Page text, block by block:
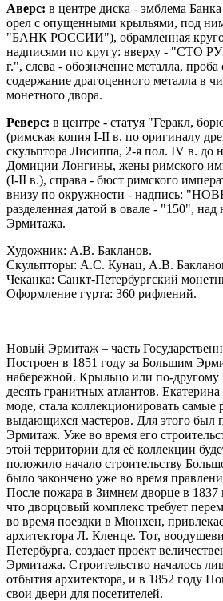
Аверс: в центре диска - эмблема
орел с опущенными крыльями, под
"БАНК РОССИИ"), обрамленная
надписями по кругу: вверху - "СТО
г.", слева - обозначение металла, проба
содержание драгоценного металла в
монетного двора.
Реверс: в центре - статуя "Геракл,
(римская копия I-II в. по оригиналу
скульптора Лисиппа, 2-я пол. IV в. до
Домиции Лонгины, жены римского
(I-II в.), справа - бюст римского
внизу по окружности - надпись:
разделенная датой в овале - "150",
Эрмитажа.
Художник: А.В. Бакланов.
Скульпторы: А.С. Кунац, А.В.
Чеканка: Санкт-Петербургский
Оформление гурта: 360 рифлений.
Новый Эрмитаж – часть
Построен в 1851 году за Большим
набережной. Крыльцо или по-
десять гранитных атлантов.
моде, стала коллекционировать самые
выдающихся мастеров. Для этого был
Эрмитаж. Уже во время его
этой территории для её коллекции
положило начало строительству
было закончено уже во время
После пожара в Зимнем дворце в 1837
что дворцовый комплекс требует
во время поездки в Мюнхен,
архитектора Л. Кленце. Тот,
Петербурга, создает проект
Эрмитажа. Строительство началось
отбытия архитектора, и в 1852 году
свои двери для посетителей.